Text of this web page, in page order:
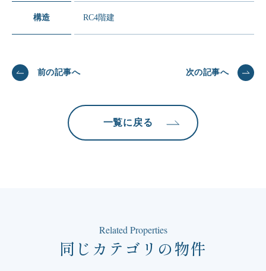
構造 RC4階建
前の記事へ
一覧に戻る
次の記事へ
Related Properties
同じカテゴリの物件